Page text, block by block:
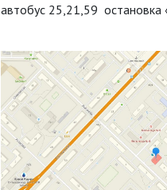
автобус 25,21,59 остановка